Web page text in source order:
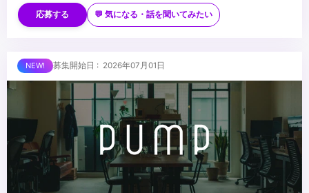
・アニメ・エンタメ業界への興味・知見
・広告・エンタメ・空間演出・展示関連業界での経験
験
・複数のクライアント・プロジェクトを並行して推進した経験
・メンバーの育成・マネジメント経験
■求める人物像
・課題に気づき、自ら動いて解決できる方
・アニメ・エンタメ領域への興味・関心が強い方
・複数の案件・プロジェクトを横断して動くことに面白さを感じる
・業界知見がない領域でも臆せず、「知らないからこう進める」と
動ける方
・タフネスを持って現場対応にも前向きに取り組める方
応募する 💬 気になる・話を聞いてみたい
募集開始日 : 2026年07月01日